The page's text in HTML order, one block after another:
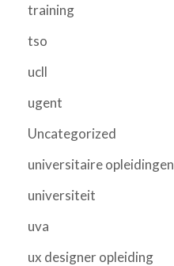
training
tso
ucll
ugent
Uncategorized
universitaire opleidingen
universiteit
uva
ux designer opleiding